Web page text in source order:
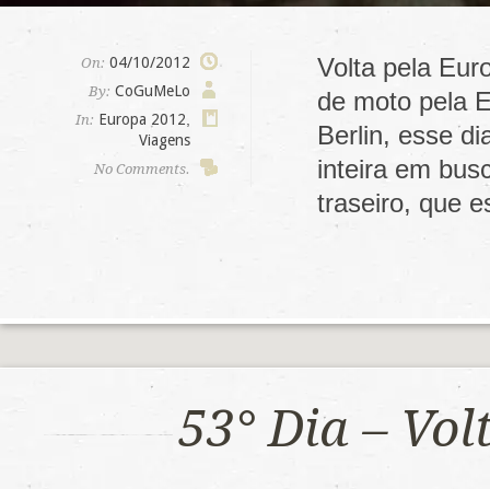
On: 04/10/2012
By: CoGuMeLo
In: Europa 2012
Viagens
No Comments.
Volta pela
de moto pela
Berlin, esse
inteira em
traseiro, que
53° Dia –